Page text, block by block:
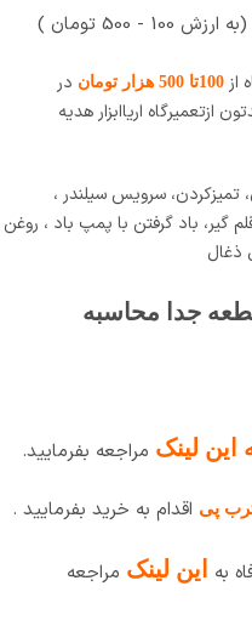
با خرید این دستگاه یک سرویس رایگان (به ارزش 100 - 500 تومان )
از
در
ازتعمیرگاه اریاابزار هدیه
تمیزکردن، سرویس سیلندر ،
باد گرفتن با پمپ باد ، روغن
ذغال
جدا محاسبه
این لینک مراجعه بفرمایید.
پی اقدام به خرید بفرمایید .
به این لینک مراجعه